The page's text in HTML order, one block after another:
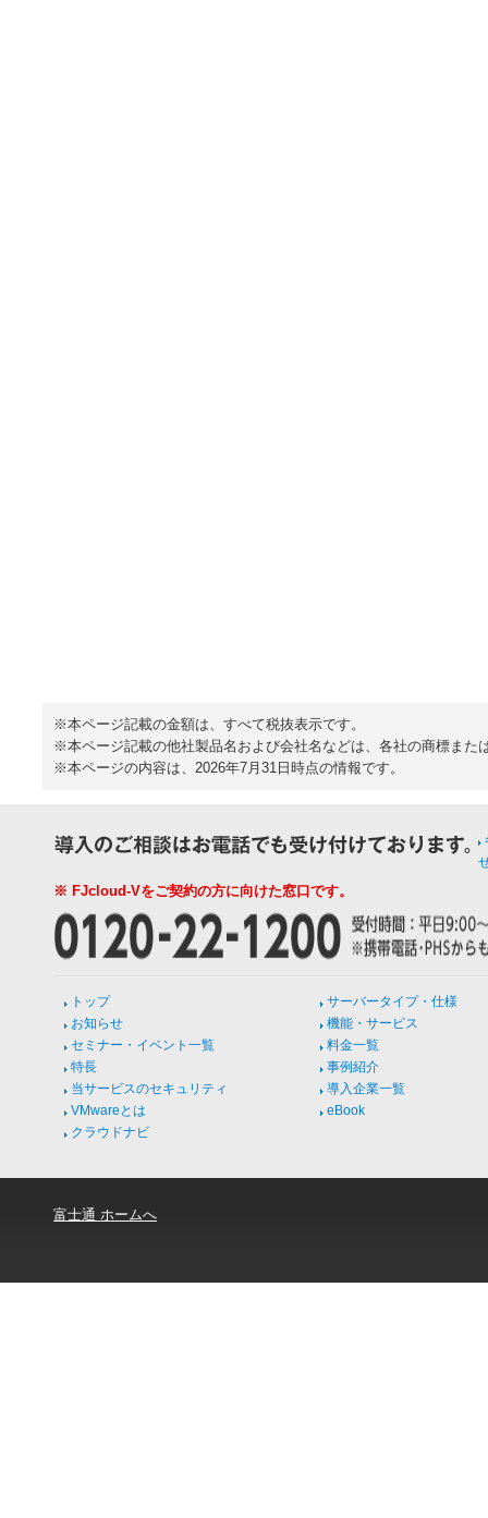
※本ページ記載の金額は、すべて税抜表示です。
※本ページ記載の他社製品名および会社名などは、各社の商標また
※本ページの内容は、2026年7月31日時点の情報です。
※ FJcloud-Vをご契約の方に向けた窓口です。
トップ
お知らせ
セミナー・イベント一覧
特長
当サービスのセキュリティ
VMwareとは
クラウドナビ
サーバータイプ・仕様
機能・サービス
料金一覧
事例紹介
導入企業一覧
eBook
富士通 ホームへ